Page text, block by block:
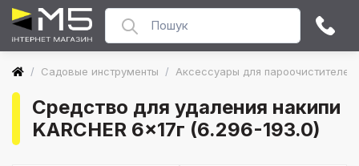
/ Садовые инструменты / Аксессуары для пароочистителей
Средство для удаления накипи
KARCHER 6x17г (6.296-193.0)